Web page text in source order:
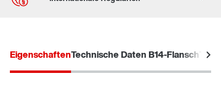
Standorte/Kontakt Österreich
EigenschaftenTechnische Daten B14-Flansch